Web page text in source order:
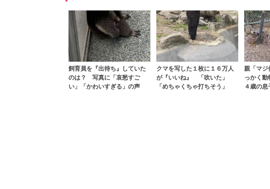
飼育員を『出待ち』していた
のは？ 写真に「哀愁すご
い」「かわいすぎる」の声
クマを写した１枚に１６万人
が『いいね』 「吹いた」
「めちゃくちゃ打ちそう」
親「マ
っかく動
４歳の息